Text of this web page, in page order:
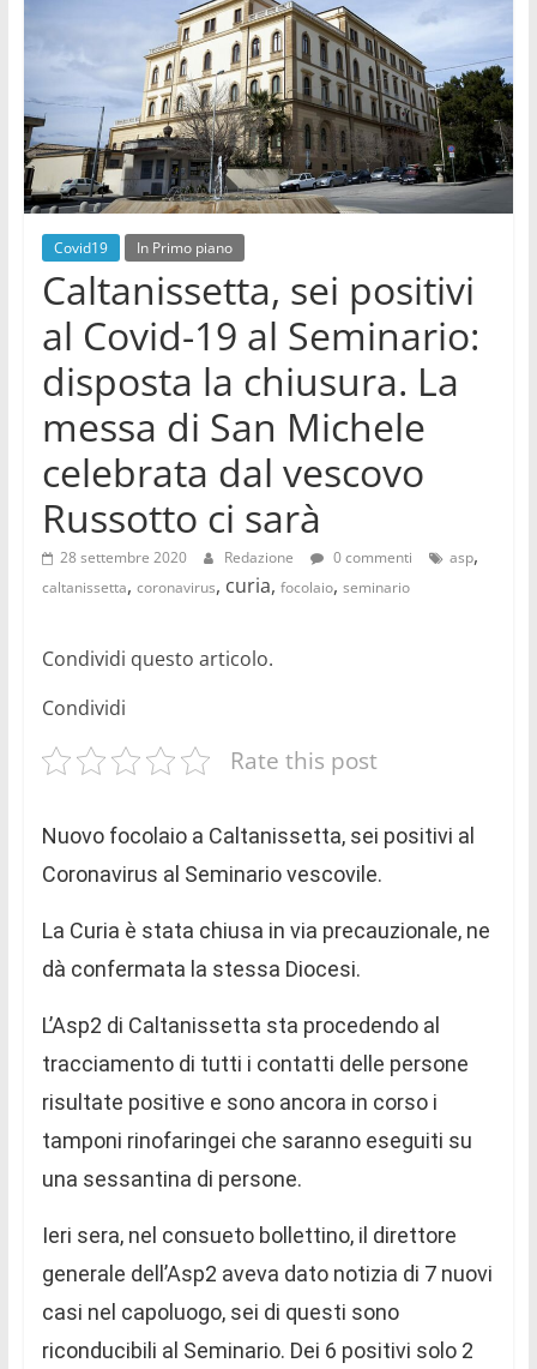
videonews
aggiornate
su
politica,
cronaca,
economia,
sport,
eventi,
spettacoli,
musica,
cultura,
scienza,
medicina
Covid19 In Primo piano
Caltanissetta, sei positivi
al Covid-19 al Seminario:
disposta la chiusura. La
messa di San Michele
celebrata dal vescovo
Russotto ci sarà
28 settembre 2020 Redazione 0 commenti asp,
caltanissetta, coronavirus, curia, focolaio, seminario
Condividi questo articolo.
Condividi
Rate this post
Nuovo focolaio a Caltanissetta, sei positivi al
Coronavirus al Seminario vescovile.
La Curia è stata chiusa in via precauzionale, ne
dà confermata la stessa Diocesi.
L’Asp2 di Caltanissetta sta procedendo al
tracciamento di tutti i contatti delle persone
risultate positive e sono ancora in corso i
tamponi rinofaringei che saranno eseguiti su
una sessantina di persone.
Ieri sera, nel consueto bollettino, il direttore
generale dell’Asp2 aveva dato notizia di 7 nuovi
casi nel capoluogo, sei di questi sono
riconducibili al Seminario. Dei 6 positivi solo 2